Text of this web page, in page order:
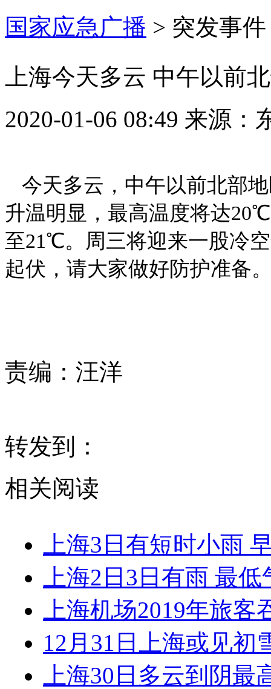
国家应急广播 > 突发事件
上海今天多云 中午以前
2020-01-06 08:49 来源：
今天多云，中午以前北部
升温明显，最高温度将达
至21℃。周三将迎来一股冷
起伏，请大家做好防护准备
责编： 汪洋
转发到：
相关阅读
上海3日有短时小雨
上海2日3日有雨 最
上海机场2019年旅
12月31日上海或见初
上海30日多云到阴